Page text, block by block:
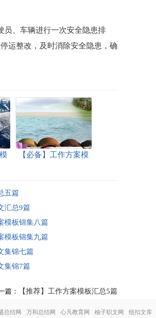
员、车辆进行一次安全隐患排
运整改，及时消除安全隐患，确
【必备】工作方案模
五篇
汇总9篇
模板锦集八篇
模板锦集九篇
集锦七篇
集锦7篇
篇： 【推荐】工作方案模板汇总5篇
总结网 万和总结网 心凡教育网 柚子职文网 纽扣文库